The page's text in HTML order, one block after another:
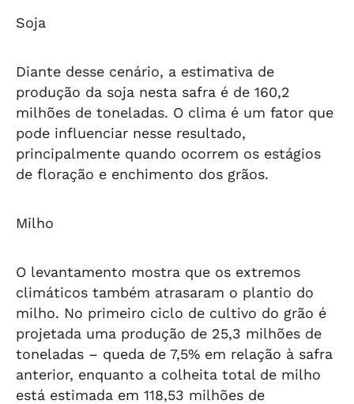
Soja
Diante desse cenário, a estimativa de
produção da soja nesta safra é de 160,2
milhões de toneladas. O clima é um fator que
pode influenciar nesse resultado,
principalmente quando ocorrem os estágios
de floração e enchimento dos grãos.
Milho
O levantamento mostra que os extremos
climáticos também atrasaram o plantio do
milho. No primeiro ciclo de cultivo do grão é
projetada uma produção de 25,3 milhões de
toneladas – queda de 7,5% em relação à safra
anterior, enquanto a colheita total de milho
está estimada em 118,53 milhões de